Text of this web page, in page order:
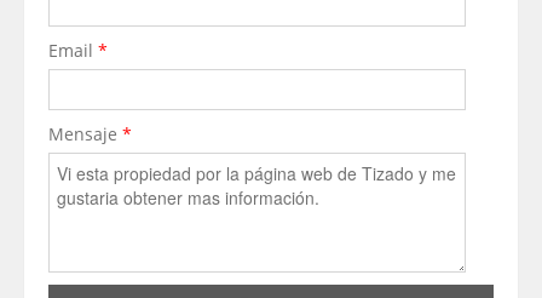
Email *
Mensaje *